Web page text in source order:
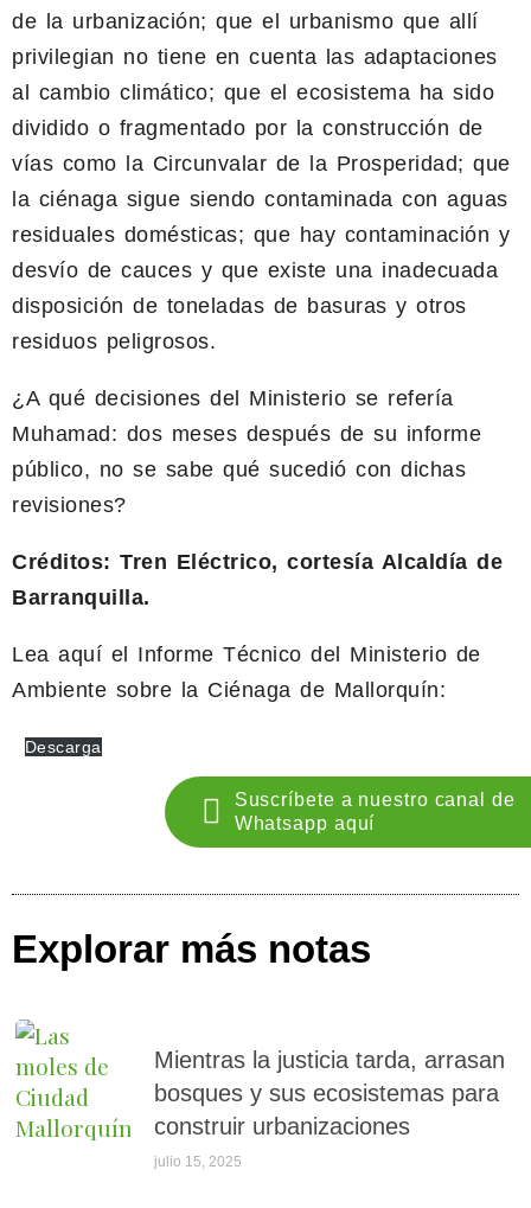
de la urbanización; que el urbanismo que allí
privilegian no tiene en cuenta las adaptaciones
al cambio climático; que el ecosistema ha sido
dividido o fragmentado por la construcción de
vías como la Circunvalar de la Prosperidad; que
la ciénaga sigue siendo contaminada con aguas
residuales domésticas; que hay contaminación y
desvío de cauces y que existe una inadecuada
disposición de toneladas de basuras y otros
residuos peligrosos.
¿A qué decisiones del Ministerio se refería
Muhamad: dos meses después de su informe
público, no se sabe qué sucedió con dichas
revisiones?
Créditos: Tren Eléctrico, cortesía Alcaldía de
Barranquilla.
Lea aquí el Informe Técnico del Ministerio de
Ambiente sobre la Ciénaga de Mallorquín:
Descarga
Suscríbete a nuestro canal de
Whatsapp aquí
Explorar más notas
Mientras la justicia tarda, arrasan
bosques y sus ecosistemas para
construir urbanizaciones
julio 15, 2025